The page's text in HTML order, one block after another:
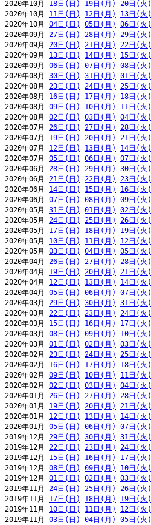
2020年10月 18日(日) 19日(月) 20日(火)
2020年10月 11日(日) 12日(月) 13日(火)
2020年10月 04日(日) 05日(月) 06日(火)
2020年09月 27日(日) 28日(月) 29日(火)
2020年09月 20日(日) 21日(月) 22日(火)
2020年09月 13日(日) 14日(月) 15日(火)
2020年09月 06日(日) 07日(月) 08日(火)
2020年08月 30日(日) 31日(月) 01日(火)
2020年08月 23日(日) 24日(月) 25日(火)
2020年08月 16日(日) 17日(月) 18日(火)
2020年08月 09日(日) 10日(月) 11日(火)
2020年08月 02日(日) 03日(月) 04日(火)
2020年07月 26日(日) 27日(月) 28日(火)
2020年07月 19日(日) 20日(月) 21日(火)
2020年07月 12日(日) 13日(月) 14日(火)
2020年07月 05日(日) 06日(月) 07日(火)
2020年06月 28日(日) 29日(月) 30日(火)
2020年06月 21日(日) 22日(月) 23日(火)
2020年06月 14日(日) 15日(月) 16日(火)
2020年06月 07日(日) 08日(月) 09日(火)
2020年05月 31日(日) 01日(月) 02日(火)
2020年05月 24日(日) 25日(月) 26日(火)
2020年05月 17日(日) 18日(月) 19日(火)
2020年05月 10日(日) 11日(月) 12日(火)
2020年05月 03日(日) 04日(月) 05日(火)
2020年04月 26日(日) 27日(月) 28日(火)
2020年04月 19日(日) 20日(月) 21日(火)
2020年04月 12日(日) 13日(月) 14日(火)
2020年04月 05日(日) 06日(月) 07日(火)
2020年03月 29日(日) 30日(月) 31日(火)
2020年03月 22日(日) 23日(月) 24日(火)
2020年03月 15日(日) 16日(月) 17日(火)
2020年03月 08日(日) 09日(月) 10日(火)
2020年03月 01日(日) 02日(月) 03日(火)
2020年02月 23日(日) 24日(月) 25日(火)
2020年02月 16日(日) 17日(月) 18日(火)
2020年02月 09日(日) 10日(月) 11日(火)
2020年02月 02日(日) 03日(月) 04日(火)
2020年01月 26日(日) 27日(月) 28日(火)
2020年01月 19日(日) 20日(月) 21日(火)
2020年01月 12日(日) 13日(月) 14日(火)
2020年01月 05日(日) 06日(月) 07日(火)
2019年12月 29日(日) 30日(月) 31日(火)
2019年12月 22日(日) 23日(月) 24日(火)
2019年12月 15日(日) 16日(月) 17日(火)
2019年12月 08日(日) 09日(月) 10日(火)
2019年12月 01日(日) 02日(月) 03日(火)
2019年11月 24日(日) 25日(月) 26日(火)
2019年11月 17日(日) 18日(月) 19日(火)
2019年11月 10日(日) 11日(月) 12日(火)
2019年11月 03日(日) 04日(月) 05日(火)